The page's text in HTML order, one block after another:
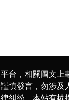
台，相關圖文上
慎發言，勿涉及
糾紛，本站有權